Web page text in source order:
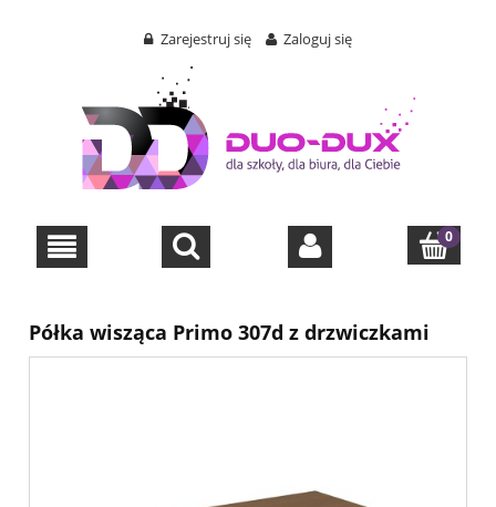
Zarejestruj się Zaloguj się
Półka wisząca Primo 307d z drzwiczkami